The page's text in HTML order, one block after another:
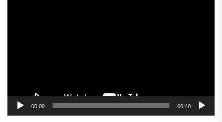
00:00 00:40